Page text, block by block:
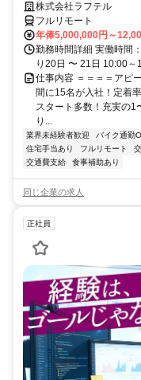
株式会社ラフテル
フルリモート
年俸5,000,000円～
勤務時間詳細 実働時間
り20日 〜 21日 10:00
仕事内容 ＝＝＝＝アピ
間に15名が入社！定着
スタート多数！充実の1
り...
業界未経験者歓迎 バイク通勤
住宅手当あり
フルリモート
交通費支給
食事補助あり
同じ企業の求人
正社員